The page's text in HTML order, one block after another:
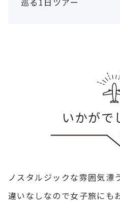
いかがで
ノスタルジックな雰囲気漂
違いなしなので女子旅にも